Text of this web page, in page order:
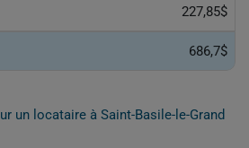
227,85$
686,7$
un locataire à Saint-Basile-le-Grand